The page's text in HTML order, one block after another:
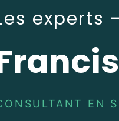
experts
EN